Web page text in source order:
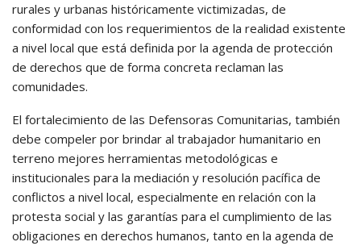
rurales y urbanas históricamente victimizadas, de
conformidad con los requerimientos de la realidad existente
a nivel local que está definida por la agenda de protección
de derechos que de forma concreta reclaman las
comunidades.
El fortalecimiento de las Defensoras Comunitarias, también
debe compeler por brindar al trabajador humanitario en
terreno mejores herramientas metodológicas e
institucionales para la mediación y resolución pacífica de
conflictos a nivel local, especialmente en relación con la
protesta social y las garantías para el cumplimiento de las
obligaciones en derechos humanos, tanto en la agenda de